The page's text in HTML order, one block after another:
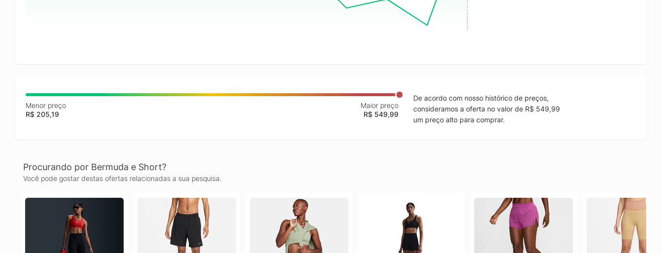
Menor preço
R$ 205,19
Maior preço
R$ 549,99
De acordo com nosso histórico de preços,
consideramos a oferta no valor de R$ 549,99
um preço alto para comprar.
Procurando por Bermuda e Short?
Você pode gostar destas ofertas relacionadas a sua pesquisa.